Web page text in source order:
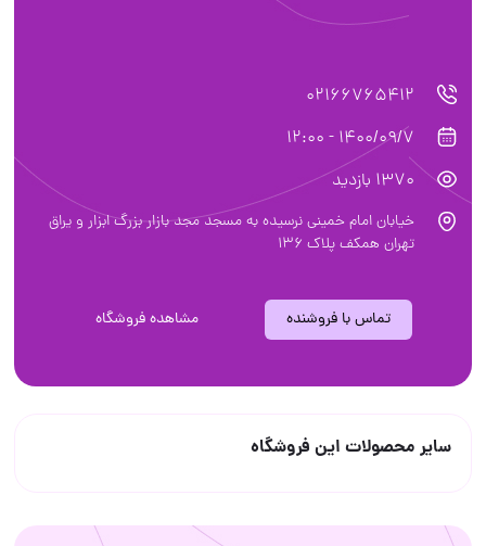
02166765412
1400/09/7 - 12:00
1370 بازدید
خیابان امام خمینی نرسیده به مسجد مجد بازار بزرگ ابزار و یراق
تهران همکف پلاک ۱۳۶
تماس با فروشنده مشاهده فروشگاه
سایر محصولات این فروشگاه